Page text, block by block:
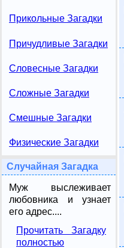
Прикольные Загадки
Причудливые Загадки
Словесные Загадки
Сложные Загадки
Смешные Загадки
Физические Загадки
Случайная Загадка
Муж выслеживает
любовника и узнает
его адрес....
Прочитать Загадку
полностью